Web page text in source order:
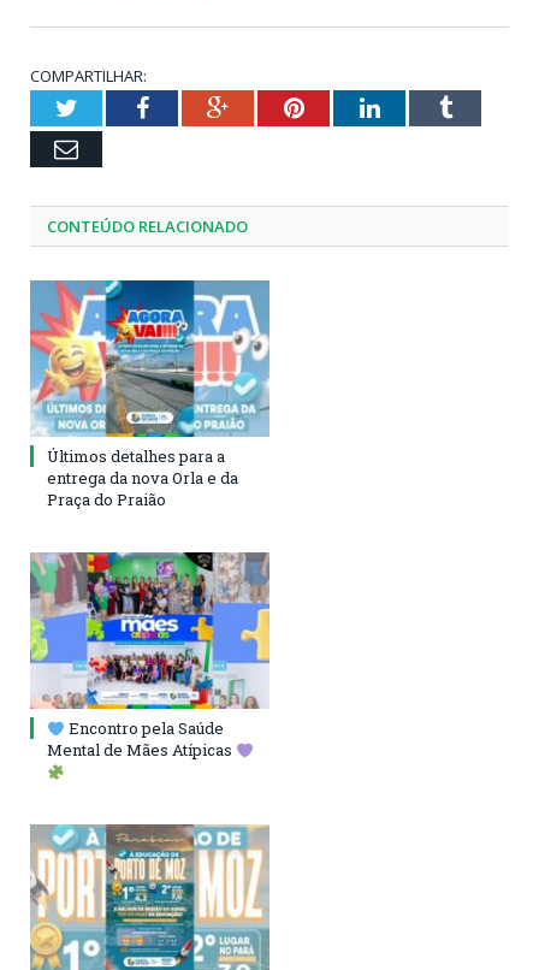
COMPARTILHAR:
TwitterFacebookGoogle+PinterestLinkedInTumblr
Email
CONTEÚDO RELACIONADO
Últimos detalhes para a
entrega da nova Orla e da
Praça do Praião
Encontro pela Saúde
Mental de Mães Atípicas